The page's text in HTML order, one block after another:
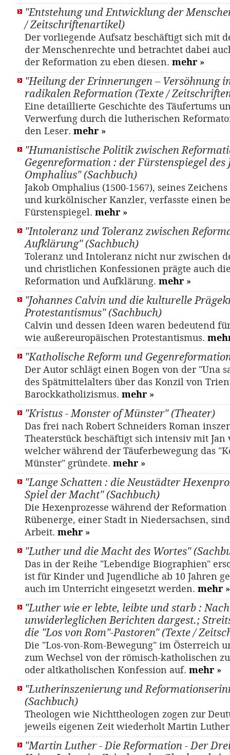
"Entstehung und Entwicklung der
/ Zeitschriftenartikel)
Der vorliegende Aufsatz beschäftigt sich mit
der Menschenrechte und betrachtet dabei
der Reformation zu eben diesen. mehr »
"Heilung der Erinnerungen – Versöhnung
radikalen Reformation (Texte /
Eine detaillierte Geschichte des Täufertums
Verwerfung durch die lutherischen
den Leser. mehr »
"Humanistische Politik zwischen
Gegenreformation : der Fürstenspiegel des
Omphalius" (Sachbuch)
Jakob Omphalius (1500-1567), seines
und kurkölnischer Kanzler, verfasste einen
Fürstenspiegel. mehr »
"Intoleranz und Toleranz zwischen
Aufklärung" (Sachbuch)
Toleranz und Intoleranz nicht nur zwischen
und christlichen Konfessionen prägte auch
Reformation und Aufklärung. mehr »
"Johannes Calvin und die kulturelle
Protestantismus" (Sachbuch)
Calvin und dessen Ideen waren bedeutend
wie außereuropäischen Protestantismus.
"Katholische Reform und
Der Autor schlägt einen Bogen von der "Una
des Spätmittelalters über das Konzil von
Barockkatholizismus. mehr »
"Kristus - Monster of Münster" (Theater)
Das frei nach Robert Schneiders Roman
Theaterstück beschäftigt sich intensiv mit Jan
welcher während der Täuferbewegung das
Münster" gründete. mehr »
"Lange Schatten : die Neustädter
Spiel der Macht" (Sachbuch)
Die Hexenprozesse während der
Rübenerge, einer Stadt in Niedersachsen,
Arbeit. mehr »
"Luther und die Macht des Wortes"
Das in der Reihe "Lebendige Biographien"
ist für Kinder und Jugendliche ab 10 Jahren
auch im Unterricht eingesetzt werden. mehr »
"Luther wie er lebte, leibte und starb : Nach
unwiderleglichen Berichten dargest.;
die "Los von Rom"-Pastoren" (Texte /
Die "Los-von-Rom-Bewegung" im Österreich
zum Wechsel von der römisch-katholischen
oder altkatholischen Konfession auf. mehr »
"Lutherinszenierung und
(Sachbuch)
Theologen wie Nichttheologen zogen zur
jeweils eigenen Zeit wiederholt Martin
"Martin Luther - Die Reformation - Der